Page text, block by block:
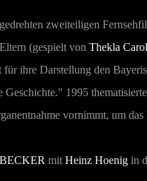
zweiteiligen
(gespielt von Thekla
ihre Darstellung den
1995
vornimmt, um
mit Heinz Hoenig in